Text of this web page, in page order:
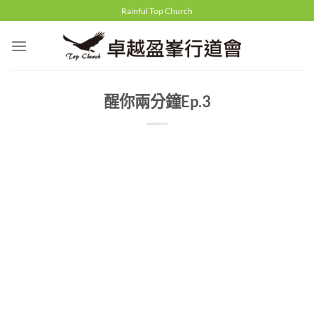
to
content
Rainful Top Church
醒你兩分鐘Ep.3